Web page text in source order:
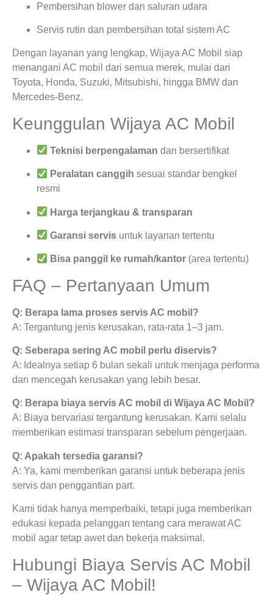
Pembersihan blower dan saluran udara
Servis rutin dan pembersihan total sistem AC
Dengan layanan yang lengkap, Wijaya AC Mobil siap
menangani AC mobil dari semua merek, mulai dari
Toyota, Honda, Suzuki, Mitsubishi, hingga BMW dan
Mercedes-Benz.
Keunggulan Wijaya AC Mobil
Teknisi berpengalaman dan bersertifikat
Peralatan canggih sesuai standar bengkel
resmi
Harga terjangkau & transparan
Garansi servis untuk layanan tertentu
Bisa panggil ke rumah/kantor (area tertentu)
FAQ – Pertanyaan Umum
Q: Berapa lama proses servis AC mobil?
A: Tergantung jenis kerusakan, rata-rata 1–3 jam.
Q: Seberapa sering AC mobil perlu diservis?
A: Idealnya setiap 6 bulan sekali untuk menjaga performa
dan mencegah kerusakan yang lebih besar.
Q: Berapa biaya servis AC mobil di Wijaya AC Mobil?
A: Biaya bervariasi tergantung kerusakan. Kami selalu
memberikan estimasi transparan sebelum pengerjaan.
Q: Apakah tersedia garansi?
A: Ya, kami memberikan garansi untuk beberapa jenis
servis dan penggantian part.
Kami tidak hanya memperbaiki, tetapi juga memberikan
edukasi kepada pelanggan tentang cara merawat AC
mobil agar tetap awet dan bekerja maksimal.
Hubungi Biaya Servis AC Mobil
– Wijaya AC Mobil!